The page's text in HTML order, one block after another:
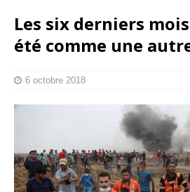
Les six derniers
été comme une
6 octobre 2018